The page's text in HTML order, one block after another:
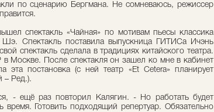
по сценарию Бергмана. Не сомневаюсь, режиссер
спектакль «Чайная» по мотивам пьесы классика
Шэ. Спектакль поставила выпускница ГИТИСа Ичэнь
спектакль сделала в традициях китайского театра.
Москве. После спектакля он зашел ко мне в кабинет
эта постановка (с ней театр «Et Cetera» планирует
– Ред.).
- ещё раз повторил Калягин. - Но работать будет
время. Готовить подходящий репертуар. Обязательно